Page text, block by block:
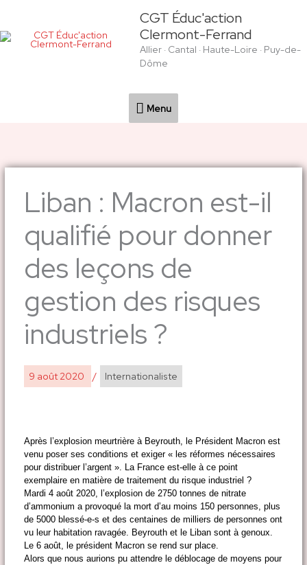
contenu
CGT Éduc'action
Clermont-Ferrand
Allier · Cantal · Haute-Loire · Puy-de-
Dôme
Menu
Menu
Liban : Macron est-il
qualifié pour donner
des leçons de
gestion des risques
industriels ?
9 août 2020 / Internationaliste
Après l’explosion meurtrière à Beyrouth, le Président Macron est
venu poser ses conditions et exiger « les réformes nécessaires
pour distribuer l’argent ». La France est-elle à ce point
exemplaire en matière de traitement du risque industriel ?
Mardi 4 août 2020, l’explosion de 2750 tonnes de nitrate
d’ammonium a provoqué la mort d’au moins 150 personnes, plus
de 5000 blessé-e-s et des centaines de milliers de personnes ont
vu leur habitation ravagée. Beyrouth et le Liban sont à genoux.
Le 6 août, le président Macron se rend sur place.
Alors que nous aurions pu attendre le déblocage de moyens pour